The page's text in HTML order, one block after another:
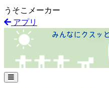
うそこメーカー
アプリ